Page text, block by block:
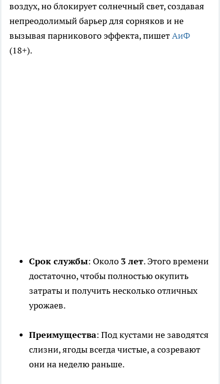
воздух, но блокирует солнечный свет, создавая
непреодолимый барьер для сорняков и не
вызывая парникового эффекта, пишетАиФ
(18+).
Срок службы: Около 3 лет. Этого времени
достаточно, чтобы полностью окупить
затраты и получить несколько отличных
урожаев.
Преимущества: Под кустами не заводятся
слизни, ягоды всегда чистые, а созревают
они на неделю раньше.